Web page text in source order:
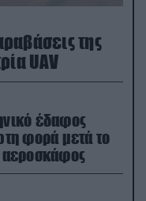
της
UAV
έδαφος
φορά μετά το
αεροσκάφος